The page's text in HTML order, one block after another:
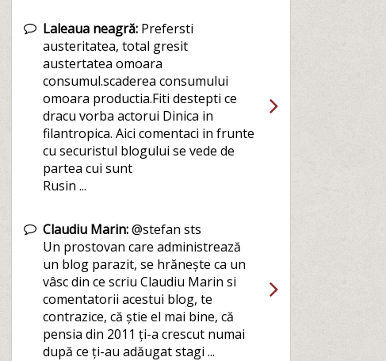
Laleaua neagră:Prefersti
austeritatea, total gresit
austertatea omoara
consumul.scaderea consumului
omoara productia.Fiti destepti ce
dracu vorba actorui Dinica in
filantropica. Aici comentaci in frunte
cu securistul blogului se vede de
partea cui sunt
Rusin ...
Claudiu Marin:@stefan sts
Un prostovan care administrează
un blog parazit, se hrănește ca un
vâsc din ce scriu Claudiu Marin si
comentatorii acestui blog, te
contrazice, că știe el mai bine, că
pensia din 2011 ți-a crescut numai
după ce ți-au adăugat stagi ...